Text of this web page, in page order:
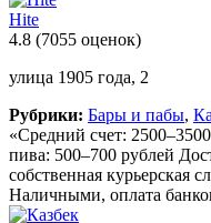
Hite
4.8 (7055 оценок)
улица 1905 года, 2
Рубрики: Бары и пабы,
«Средний счет:
пива: 500–700 рублей
собственная курьерская
Наличными, оплата